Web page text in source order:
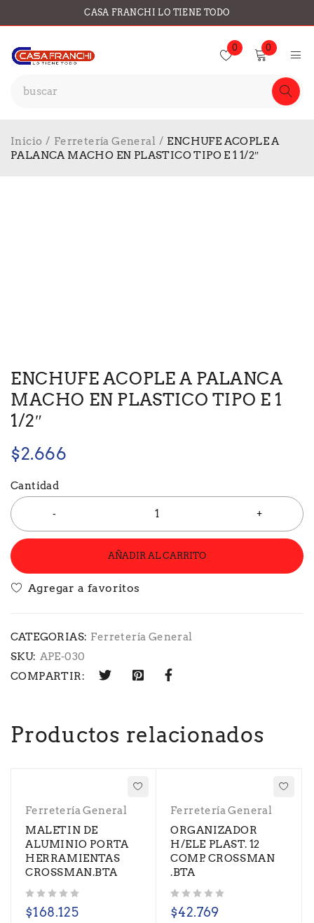
CASA FRANCHI LO TIENE TODO
0 0
Inicio / Ferretería General / ENCHUFE ACOPLE A
PALANCA MACHO EN PLASTICO TIPO E 1 1/2″
ENCHUFE ACOPLE A PALANCA
MACHO EN PLASTICO TIPO E 1
1/2″
$2.666
Cantidad
AÑADIR AL CARRITO
CATEGORIAS: Ferretería General
SKU: APE-030
COMPARTIR:
Productos relacionados
Ferretería General
MALETIN DE
ALUMINIO PORTA
HERRAMIENTAS
CROSSMAN.BTA
$168.125
Ferretería General
ORGANIZADOR
H/ELE PLAST. 12
COMP. CROSSMAN
.BTA
$42.769